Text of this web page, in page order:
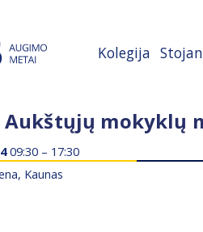
Kolegija
Aukštųjų mokyklų
09:30 – 17:30
Kaunas